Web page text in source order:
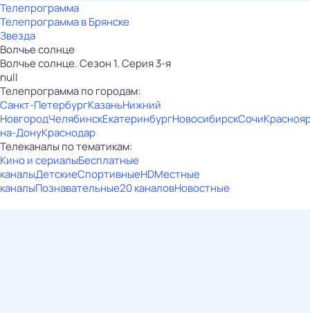
Телепрограмма
Телепрограмма в Брянске
Звезда
Волчье солнце
Волчье солнце. Сезон 1. Серия 3-я
null
Телепрограмма по городам:
Санкт-ПетербургКазаньНижний
НовгородЧелябинскЕкатеринбургНовосибирскСочи
на-ДонуКраснодар
Телеканалы по тематикам:
Кино и сериалыБесплатные
каналыДетскиеСпортивныеHDМестные
каналыПознавательные20 каналовНовостные